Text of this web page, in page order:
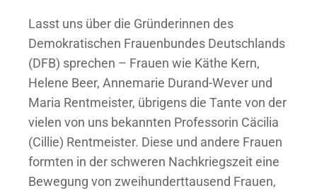
Lasst uns über die Gründerinnen des
Demokratischen Frauenbundes Deutschlands
(DFB) sprechen – Frauen wie Käthe Kern,
Helene Beer, Annemarie Durand-Wever und
Maria Rentmeister, übrigens die Tante von der
vielen von uns bekannten Professorin Cäcilia
(Cillie) Rentmeister. Diese und andere Frauen
formten in der schweren Nachkriegszeit eine
Bewegung von zweihunderttausend Frauen,